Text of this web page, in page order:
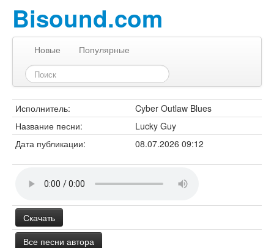
Bisound.com
Новые Популярные
Исполнитель:
Cyber Outlaw Blues
Название песни:
Lucky Guy
Дата публикации:
08.07.2026 09:12
Скачать
Все песни автора